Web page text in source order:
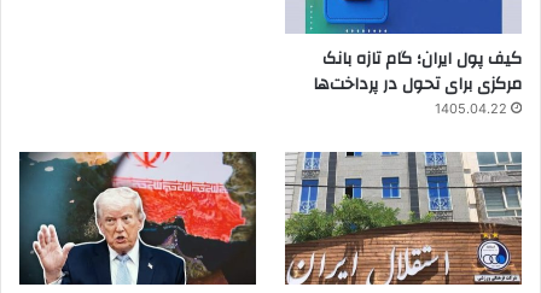
کیف پول ایران؛ گام تازه بانک
مرکزی برای تحول در پرداخت‌ها
1405.04.22